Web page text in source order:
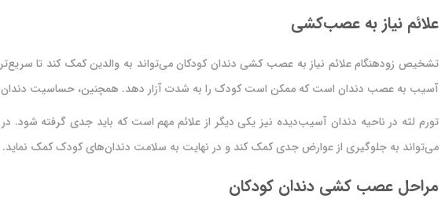
علائم نیاز به عصب‌کشی
تشخیص زودهنگام علائم نیاز به عصب کشی دندان کودکان می‌تواند به والدین کمک کند تا
آسیب به عصب دندان است که ممکن است کودک را به شدت آزار دهد. همچنین، حساسیت دندان
تورم لثه در ناحیه دندان آسیب‌دیده نیز یکی دیگر از علائم مهم است که باید جدی گرفته
می‌تواند به جلوگیری از عوارض جدی کمک کند و در نهایت به سلامت دندان‌های کودک کمک نماید.
مراحل عصب کشی دندان کودکان